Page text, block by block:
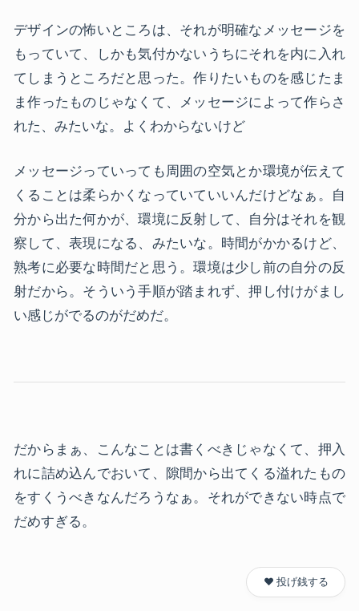
デザインの怖いところは、それが明確なメッセージを
もっていて、しかも気付かないうちにそれを内に入れ
てしまうところだと思った。作りたいものを感じたま
ま作ったものじゃなくて、メッセージによって作らさ
れた、みたいな。よくわからないけど
メッセージっていっても周囲の空気とか環境が伝えて
くることは柔らかくなっていていいんだけどなぁ。自
分から出た何かが、環境に反射して、自分はそれを観
察して、表現になる、みたいな。時間がかかるけど、
熟考に必要な時間だと思う。環境は少し前の自分の反
射だから。そういう手順が踏まれず、押し付けがまし
い感じがでるのがだめだ。
だからまぁ、こんなことは書くべきじゃなくて、押入
れに詰め込んでおいて、隙間から出てくる溢れたもの
をすくうべきなんだろうなぁ。それができない時点で
だめすぎる。
❤️ 投げ銭する